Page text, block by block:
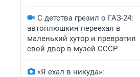
С детства грезил о ГАЗ-24:
автоплюшкин переехал в
маленький хутор и превратил
свой двор в музей СССР
«Я ехал в никуда»: